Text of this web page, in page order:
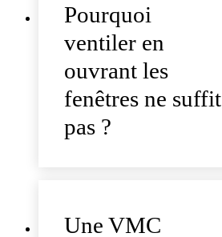
Pourquoi
ventiler en
ouvrant les
fenêtres ne suffit
pas ?
Une VMC